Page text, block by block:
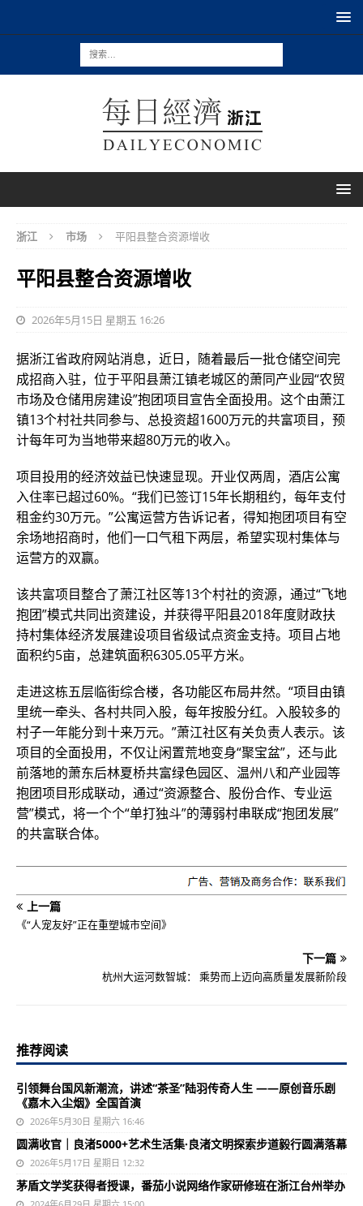
浙江 市场 平阳县整合资源增收
平阳县整合资源增收
2026年5月15日 星期五 16:26
据浙江省政府网站消息，近日，随着最后一批仓储空间完
成招商入驻，位于平阳县萧江镇老城区的萧同产业园“农贸
市场及仓储用房建设”抱团项目宣告全面投用。这个由萧江
镇13个村社共同参与、总投资超1600万元的共富项目，预
计每年可为当地带来超80万元的收入。
项目投用的经济效益已快速显现。开业仅两周，酒店公寓
入住率已超过60%。“我们已签订15年长期租约，每年支付
租金约30万元。”公寓运营方告诉记者，得知抱团项目有空
余场地招商时，他们一口气租下两层，希望实现村集体与
运营方的双赢。
该共富项目整合了萧江社区等13个村社的资源，通过“飞地
抱团”模式共同出资建设，并获得平阳县2018年度财政扶
持村集体经济发展建设项目省级试点资金支持。项目占地
面积约5亩，总建筑面积6305.05平方米。
走进这栋五层临街综合楼，各功能区布局井然。“项目由镇
里统一牵头、各村共同入股，每年按股分红。入股较多的
村子一年能分到十来万元。”萧江社区有关负责人表示。该
项目的全面投用，不仅让闲置荒地变身“聚宝盆”，还与此
前落地的萧东后林夏桥共富绿色园区、温州八和产业园等
抱团项目形成联动，通过“资源整合、股份合作、专业运
营”模式，将一个个“单打独斗”的薄弱村串联成“抱团发展”
的共富联合体。
上一篇
《“人宠友好”正在重塑城市空间》
下一篇
杭州大运河数智城： 乘势而上迈向高质量发展新阶段
推荐阅读
引领舞台国风新潮流，讲述“茶圣”陆羽传奇人生 ——原创音乐剧
《嘉木入尘烟》全国首演
2026年5月30日 星期六 16:46
圆满收官｜良渚5000+艺术生活集·良渚文明探索步道毅行圆满落幕
2026年5月17日 星期日 12:32
茅盾文学奖获得者授课，番茄小说网络作家研修班在浙江台州举办